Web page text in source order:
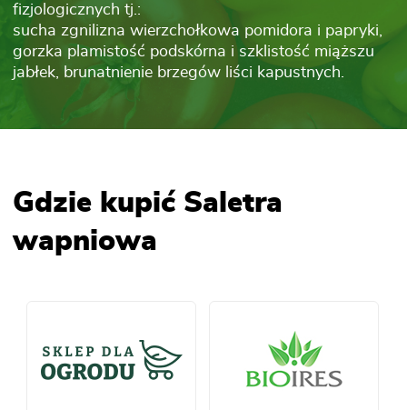
fizjologicznych tj.:
sucha zgnilizna wierzchołkowa pomidora i papryki,
gorzka plamistość podskórna i szklistość miąższu
jabłek, brunatnienie brzegów liści kapustnych.
Gdzie kupić Saletra
wapniowa